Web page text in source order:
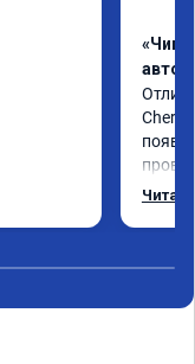
«Чип
Chery